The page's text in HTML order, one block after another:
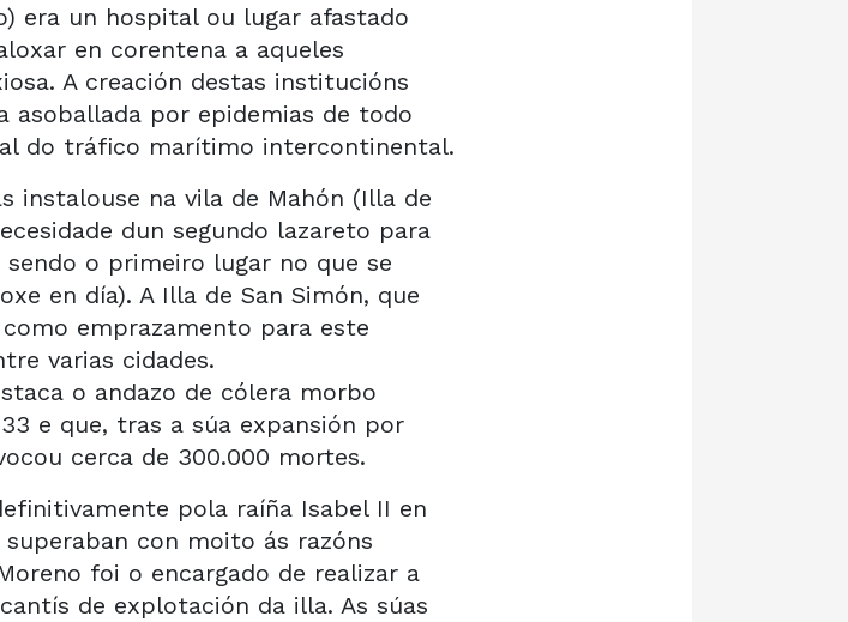
era un hospital ou lugar afastado
en corentena a aqueles
A creación destas institucións
asoballada por epidemias de todo
do tráfico marítimo intercontinental.
instalouse na vila de Mahón (Illa de
dun segundo lazareto para
o primeiro lugar no que se
en día). A Illa de San Simón, que
emprazamento para este
varias cidades.
o andazo de cólera morbo
e que, tras a súa expansión por
cerca de 300.000 mortes.
pola raíña Isabel II en
con moito ás razóns
foi o encargado de realizar a
de explotación da illa. As súas